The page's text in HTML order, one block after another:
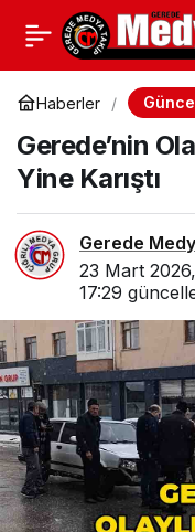
Haberler
Gerede’nin
Yine Karıştı
Gerede
23 Mart
17:29
Bolu’da Çirkin
Genç Gazeteci
Darbedildi